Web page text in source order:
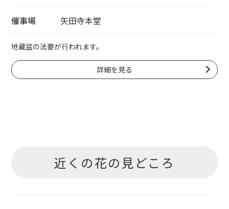
催事場 矢田寺本堂
地蔵盆の法要が行われます。
詳細を見る
近くの花の見どころ